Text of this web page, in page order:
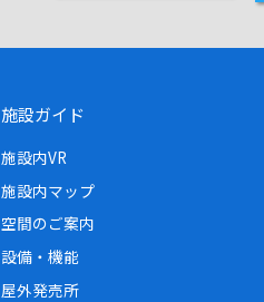
施設ガイド
施設内VR
施設内マップ
空間のご案内
設備・機能
屋外発売所